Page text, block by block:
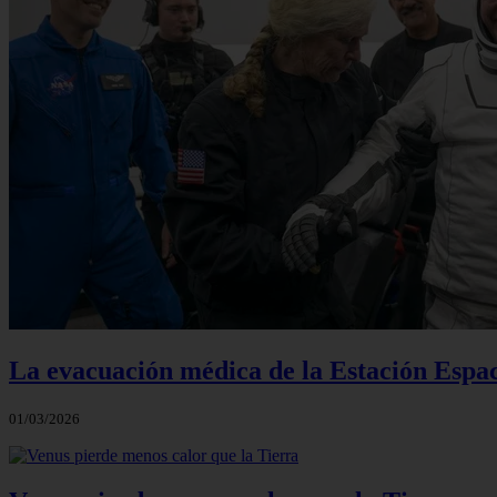
La evacuación médica de la Estación
01/03/2026